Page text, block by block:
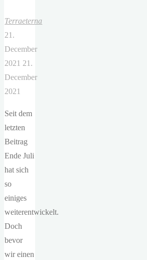
Terraeterna
21.
December
2021 21.
December
2021
Seit dem
letzten
Beitrag
Ende Juli
hat sich
so
einiges
weiterentwickelt.
Doch
bevor
wir einen